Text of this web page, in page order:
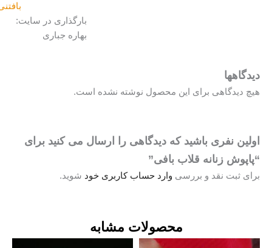
بافتنی
بارگذاری در سایت:
بهاره جباری
دیدگاهی برای این محصول نوشته نشده است.
نفری باشید که دیدگاهی را ارسال می کنید برای
زنانه قلاب بافی”
ثبت نقد و بررسی وارد حساب کاربری خودشوید.
محصولات مشابه
قیمت